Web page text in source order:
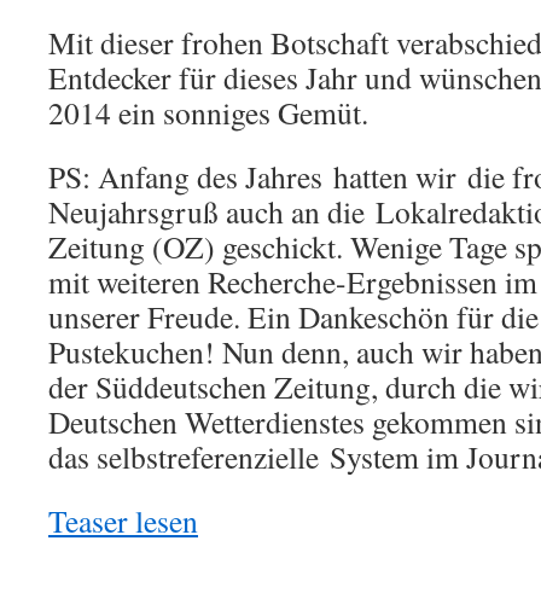
Mit dieser frohen Botschaft
Entdecker für dieses Jahr und
2014 ein sonniges Gemüt.
PS: Anfang des Jahres hatten wir die
Neujahrsgruß auch an die
Zeitung (OZ) geschickt. Wenige Tage
mit weiteren Recherche-Ergebnissen
unserer Freude. Ein Dankeschön für
Pustekuchen! Nun denn, auch wir
der Süddeutschen Zeitung, durch die
Deutschen Wetterdienstes gekommen
das selbstreferenzielle System im
Teaser lesen